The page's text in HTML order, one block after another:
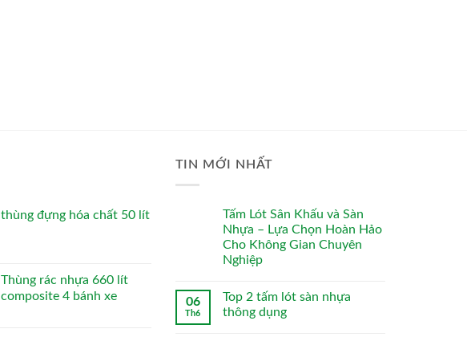
thùng đựng hóa chất 50 lít
Thùng rác nhựa 660 lít
composite 4 bánh xe
TIN MỚI NHẤT
Tấm Lót Sân Khấu và Sàn
Nhựa – Lựa Chọn Hoàn Hảo
Cho Không Gian Chuyên
Nghiệp
06
Th6
Top 2 tấm lót sàn nhựa
thông dụng